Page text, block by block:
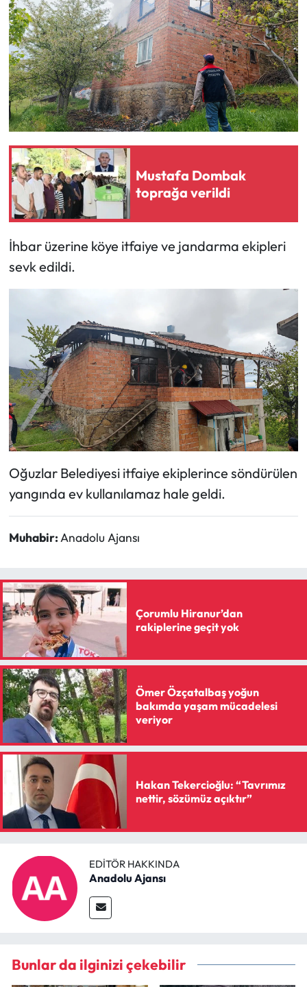
Mustafa Dombak
toprağa verildi
İhbar üzerine köye itfaiye ve jandarma ekipleri
sevk edildi.
Oğuzlar Belediyesi itfaiye ekiplerince söndürülen
yangında ev kullanılamaz hale geldi.
Muhabir:Anadolu Ajansı
Çorumlu Hiranur’dan
rakiplerine geçit yok
Ömer Özçatalbaş yoğun
bakımda yaşam mücadelesi
veriyor
Hakan Tekercioğlu: “Tavrımız
nettir, sözümüz açıktır”
EDITÖR HAKKINDA
Anadolu Ajansı
Bunlar da ilginizi çekebilir
Laçin Haberleri
Magazin
Mecitözü Haberleri
Oğuzlar Haberleri
Ortaköy Haberleri
Osmancık Haberleri
Resmi İlan
Sağlık
Siyaset
Spor
Sungurlu Haberleri
Turizm
Uğurludağ Haberleri
Yayla Haber
Yemek Tarifleri
Yerel Haberler